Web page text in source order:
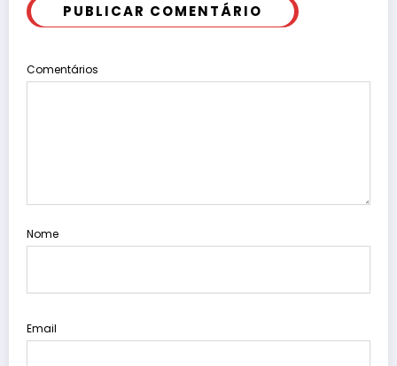
PUBLICAR COMENTÁRIO
Comentários
Nome
Email